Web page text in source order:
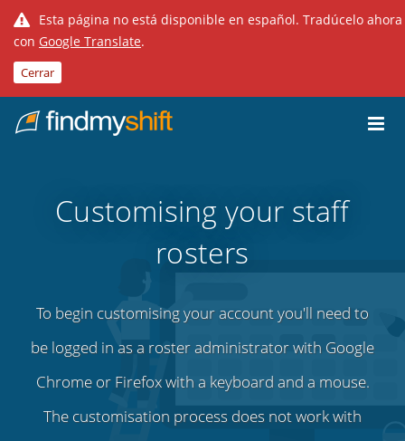
Esta página no está disponible en español. Tradúcelo ahora
con Google Translate.
Cerrar
Inicio
Customising your staff
rosters
To begin customising your account you'll need to
be logged in as a roster administrator with Google
Chrome or Firefox with a keyboard and a mouse.
The customisation process does not work with